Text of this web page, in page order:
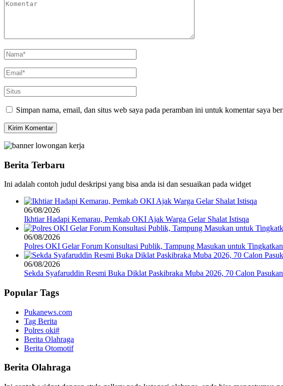
Simpan nama, email, dan situs web saya pada peramban ini untuk komentar saya
Berita Terbaru
Ini adalah contoh judul deskripsi yang bisa anda isi dan sesuaikan pada widget
06/08/2026
Ikhtiar Hadapi Kemarau, Pemkab OKI Ajak Warga Gelar Shalat Istisqa
06/08/2026
Polres OKI Gelar Forum Konsultasi Publik, Tampung Masukan untuk
06/08/2026
Sekda Syafaruddin Resmi Buka Diklat Paskibraka Muba 2026, 70 Calon
Popular Tags
Pukanews.com
Tag Berita
Polres oki#
Berita Olahraga
Berita Otomotif
Berita Olahraga